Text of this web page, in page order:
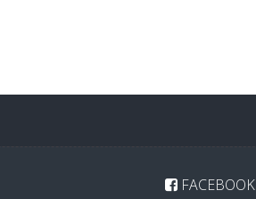
FACEBOOK